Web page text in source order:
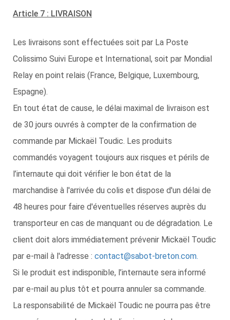
Article 7 : LIVRAISON
Les livraisons sont effectuées soit par La Poste
Colissimo Suivi Europe et International, soit par Mondial
Relay en point relais (France, Belgique, Luxembourg,
Espagne).
En tout état de cause, le délai maximal de livraison est
de 30 jours ouvrés à compter de la confirmation de
commande par Mickaël Toudic. Les produits
commandés voyagent toujours aux risques et périls de
l’internaute qui doit vérifier le bon état de la
marchandise à l'arrivée du colis et dispose d'un délai de
48 heures pour faire d'éventuelles réserves auprès du
transporteur en cas de manquant ou de dégradation. Le
client doit alors immédiatement prévenir Mickaël Toudic
par e-mail à l'adresse : contact@sabot-breton.com.
Si le produit est indisponible, l’internaute sera informé
par e-mail au plus tôt et pourra annuler sa commande.
La responsabilité de Mickaël Toudic ne pourra pas être